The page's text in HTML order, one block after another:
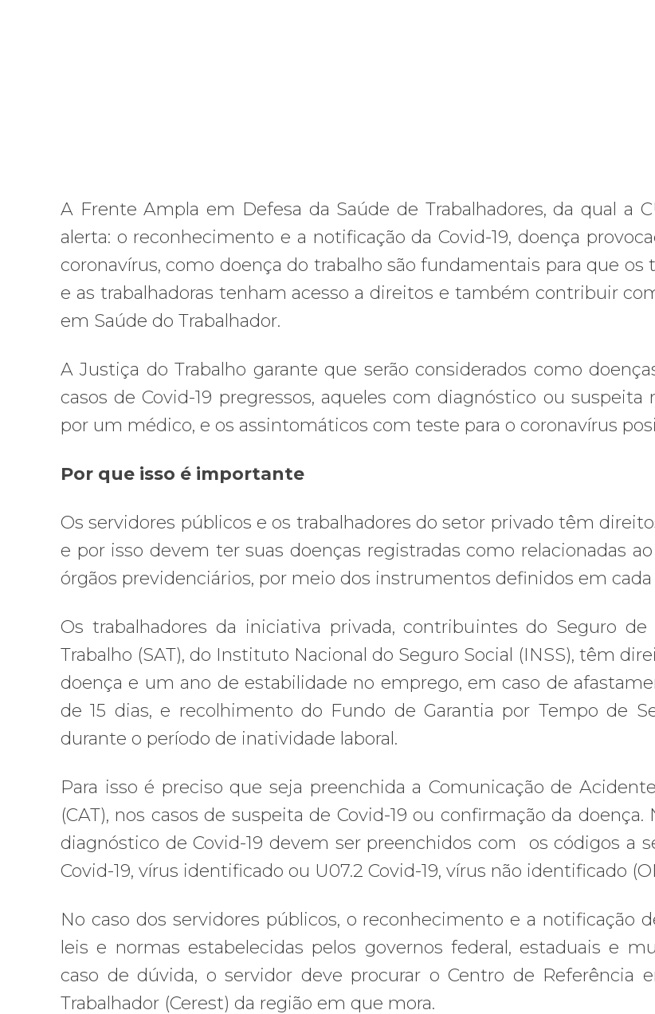
A Frente Ampla em Defesa da Saúde de Trabalhadores, da qual a
alerta: o reconhecimento e a notificação da Covid-19, doença
coronavírus, como doença do trabalho são fundamentais para que os
e as trabalhadoras tenham acesso a direitos e também contribuir
em Saúde do Trabalhador.
A Justiça do Trabalho garante que serão considerados como
casos de Covid-19 pregressos, aqueles com diagnóstico ou suspeita
por um médico, e os assintomáticos com teste para o coronavírus
Por que isso é importante
Os servidores públicos e os trabalhadores do setor privado têm
e por isso devem ter suas doenças registradas como relacionadas
órgãos previdenciários, por meio dos instrumentos definidos em cada
Os trabalhadores da iniciativa privada, contribuintes do Seguro
Trabalho (SAT), do Instituto Nacional do Seguro Social (INSS), têm
doença e um ano de estabilidade no emprego, em caso de
de 15 dias, e recolhimento do Fundo de Garantia por Tempo de
durante o período de inatividade laboral.
Para isso é preciso que seja preenchida a Comunicação de
(CAT), nos casos de suspeita de Covid-19 ou confirmação da doença.
diagnóstico de Covid-19 devem ser preenchidos com os códigos a
Covid-19, vírus identificado ou U07.2 Covid-19, vírus não identificado
No caso dos servidores públicos, o reconhecimento e a notificação
leis e normas estabelecidas pelos governos federal, estaduais e
caso de dúvida, o servidor deve procurar o Centro de Referência
Trabalhador (Cerest) da região em que mora.